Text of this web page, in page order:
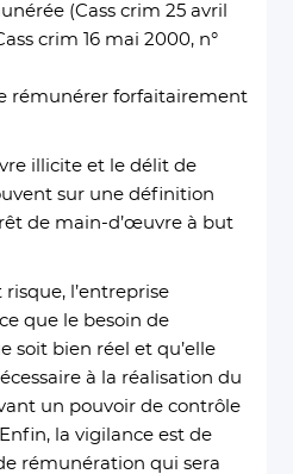
(Cass crim 25 avril
crim 16 mai 2000, n°
rémunérer forfaitairement
illicite et le délit de
sur une définition
de main-d’œuvre à but
l’entreprise
que le besoin de
soit bien réel et qu’elle
à la réalisation du
un pouvoir de contrôle
la vigilance est de
rémunération qui sera